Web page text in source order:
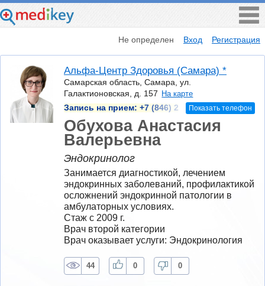
Не определен Вход Регистрация
Альфа-Центр Здоровья (Самара) *
Самарская область, Самара, ул.
Галактионовская, д. 157 На карте
Запись на прием: +7 (846) 2 Показать телефон
Обухова Анастасия
Валерьевна
Эндокринолог
Занимается диагностикой, лечением
эндокринных заболеваний, профилактикой
осложнений эндокринной патологии в
амбулаторных условиях.
Стаж с 2009 г.
Врач второй категории
Врач оказывает услуги: Эндокринология
44 0 0